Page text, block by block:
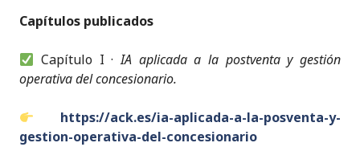
Capítulos publicados
Capítulo I ·IA aplicada a la postventa y gestión
operativa del concesionario.
https://ack.es/ia-aplicada-a-la-posventa-y-
gestion-operativa-del-concesionario